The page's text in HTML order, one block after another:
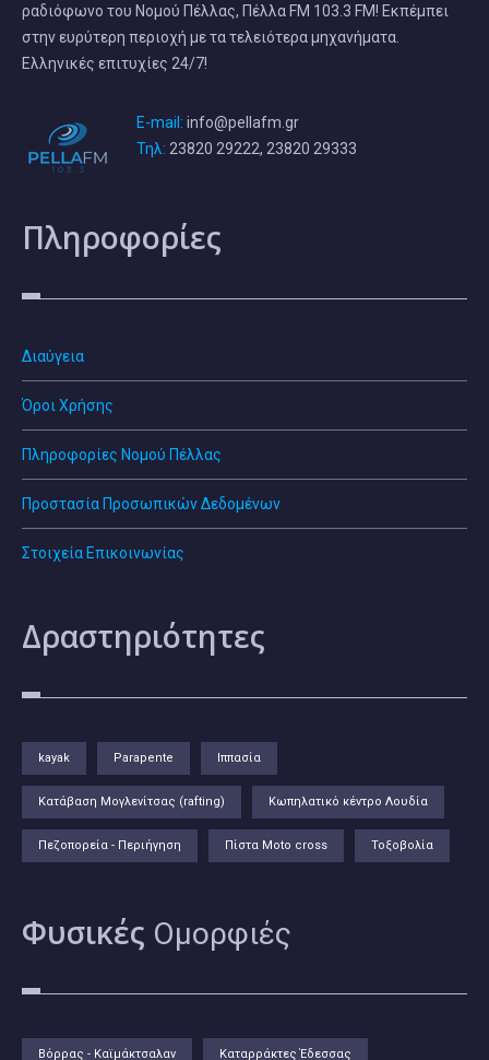
ραδιόφωνο του Νομού Πέλλας, Πέλλα FM 103.3 FM! Εκπέμπει
στην ευρύτερη περιοχή με τα τελειότερα μηχανήματα.
Ελληνικές επιτυχίες 24/7!
E-mail: info@pellafm.gr
Τηλ: 23820 29222, 23820 29333
Πληροφορίες
Διαύγεια
Όροι Χρήσης
Πληροφορίες Νομού Πέλλας
Προστασία Προσωπικών Δεδομένων
Στοιχεία Επικοινωνίας
Δραστηριότητες
kayak Parapente Ιππασία
Κατάβαση Μογλενίτσας (rafting) Κωπηλατικό κέντρο Λουδία
Πεζοπορεία - Περιήγηση Πίστα Moto cross Τοξοβολία
Φυσικές Ομορφιές
Βόρρας - Καϊμάκτσαλαν Καταρράκτες Έδεσσας